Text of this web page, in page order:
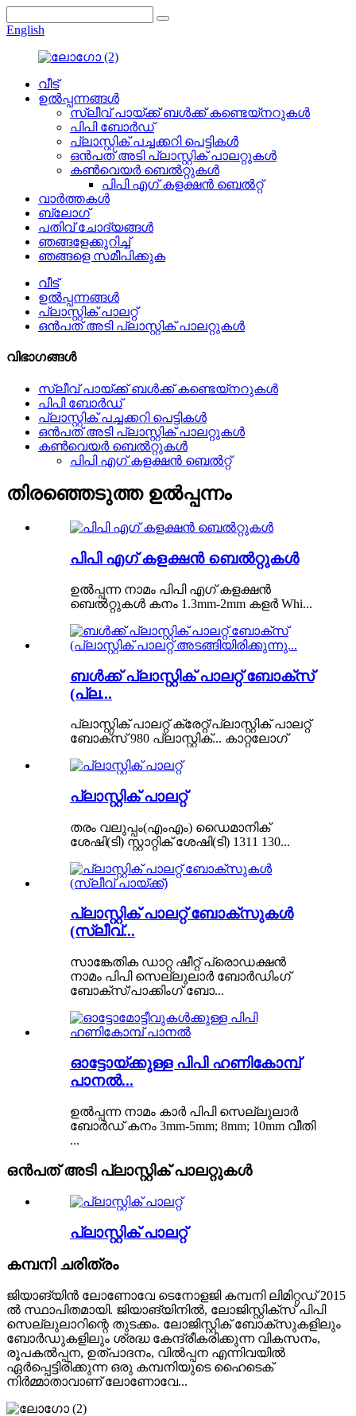
English
വീട്
ഉൽപ്പന്നങ്ങൾ
സ്ലീവ് പായ്ക്ക് ബൾക്ക് കണ്ടെയ്നറുകൾ
പിപി ബോർഡ്
പ്ലാസ്റ്റിക് പച്ചക്കറി പെട്ടികൾ
ഒൻപത് അടി പ്ലാസ്റ്റിക് പാലറ്റുകൾ
കൺവെയർ ബെൽറ്റുകൾ
പിപി എഗ് കളക്ഷൻ ബെൽറ്റ്
വാർത്തകൾ
ബ്ലോഗ്
പതിവ് ചോദ്യങ്ങൾ
ഞങ്ങളേക്കുറിച്ച്
ഞങ്ങളെ സമീപിക്കുക
വീട്
ഉൽപ്പന്നങ്ങൾ
പ്ലാസ്റ്റിക് പാലറ്റ്
ഒൻപത് അടി പ്ലാസ്റ്റിക് പാലറ്റുകൾ
വിഭാഗങ്ങൾ
സ്ലീവ് പായ്ക്ക് ബൾക്ക് കണ്ടെയ്നറുകൾ
പിപി ബോർഡ്
പ്ലാസ്റ്റിക് പച്ചക്കറി പെട്ടികൾ
ഒൻപത് അടി പ്ലാസ്റ്റിക് പാലറ്റുകൾ
കൺവെയർ ബെൽറ്റുകൾ
പിപി എഗ് കളക്ഷൻ ബെൽറ്റ്
തിരഞ്ഞെടുത്ത ഉൽപ്പന്നം
പിപി എഗ് കളക്ഷൻ ബെൽറ്റുകൾ
ഉൽപ്പന്ന നാമം പിപി എഗ് കളക്ഷൻ
ബെൽറ്റുകൾ കനം 1.3mm-2mm കളർ Whi...
ബൾക്ക് പ്ലാസ്റ്റിക് പാലറ്റ് ബോക്സ്
(പ്ല...
പ്ലാസ്റ്റിക് പാലറ്റ് ക്രേറ്റ്/പ്ലാസ്റ്റിക് പാലറ്റ്
ബോക്സ് 980 പ്ലാസ്റ്റിക്... കാറ്റലോഗ്
പ്ലാസ്റ്റിക് പാലറ്റ്
തരം വലുപ്പം(എംഎം) ഡൈമാനിക്
ശേഷി(ടി) സ്റ്റാറ്റിക് ശേഷി(ടി) 1311 130...
പ്ലാസ്റ്റിക് പാലറ്റ് ബോക്സുകൾ
(സ്ലീവ്...
സാങ്കേതിക ഡാറ്റ ഷീറ്റ് പ്രൊഡക്ഷൻ
നാമം പിപി സെല്ലുലാർ ബോർഡിംഗ്
ബോക്സ്/പാക്കിംഗ് ബോ...
ഓട്ടോയ്ക്കുള്ള പിപി ഹണികോമ്പ്
പാനൽ...
ഉൽപ്പന്ന നാമം കാർ പിപി സെല്ലുലാർ
ബോർഡ് കനം 3mm-5mm; 8mm; 10mm വീതി
...
ഒൻപത് അടി പ്ലാസ്റ്റിക് പാലറ്റുകൾ
പ്ലാസ്റ്റിക് പാലറ്റ്
കമ്പനി ചരിത്രം
ജിയാങ്‌യിൻ ലോണോവേ ടെനോളജി കമ്പനി ലിമിറ്റഡ് 2015
ൽ സ്ഥാപിതമായി. ജിയാങ്‌യിനിൽ, ലോജിസ്റ്റിക്സ് പിപി
സെല്ലുലാറിന്റെ തുടക്കം. ലോജിസ്റ്റിക് ബോക്സുകളിലും
ബോർഡുകളിലും ശ്രദ്ധ കേന്ദ്രീകരിക്കുന്ന വികസനം,
രൂപകൽപ്പന, ഉത്പാദനം, വിൽപ്പന എന്നിവയിൽ
ഏർപ്പെട്ടിരിക്കുന്ന ഒരു കമ്പനിയുടെ ഹൈടെക്
നിർമ്മാതാവാണ് ലോണോവേ...